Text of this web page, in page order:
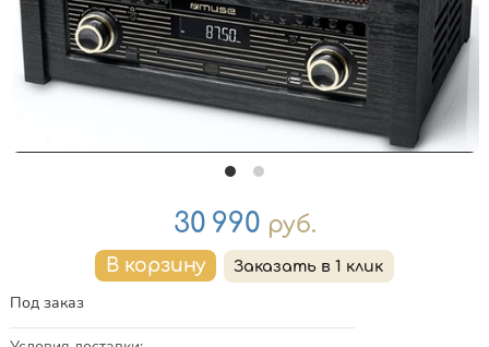
Цена
30 990 руб.
Под заказ